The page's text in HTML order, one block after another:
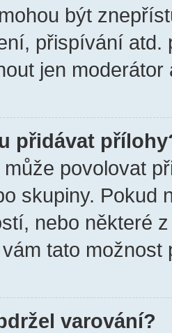
být
přispívání atd.
jen
přidávat
povolovat
skupiny. Pokud
nebo některé
tato
varování?